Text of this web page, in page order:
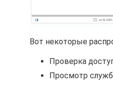
Вот некоторые
Проверка
Просмотр